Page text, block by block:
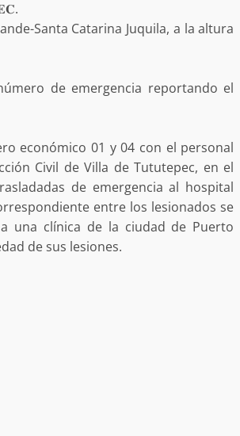
Santa Catarina Juquila, a la altura
de emergencia reportando el
económico 01 y 04 con el personal
Civil de Villa de Tututepec, en el
de emergencia al hospital
entre los lesionados se
una clínica de la ciudad de Puerto
de sus lesiones.
Detienen a Ernesto Ruffo en Baja
organizada y contrabando
admin 16 julio 2026